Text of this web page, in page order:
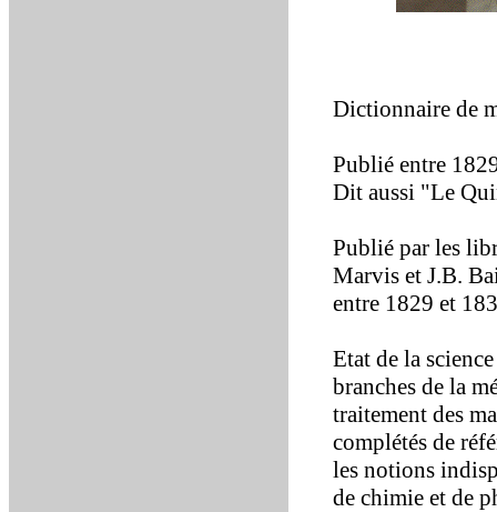
Dictionnaire de
Publié entre
Dit aussi "Le
Publié par les
Marvis et J.B.
entre 1829 et
Etat de la
branches de la
traitement des
complétés de
les notions
de chimie et de